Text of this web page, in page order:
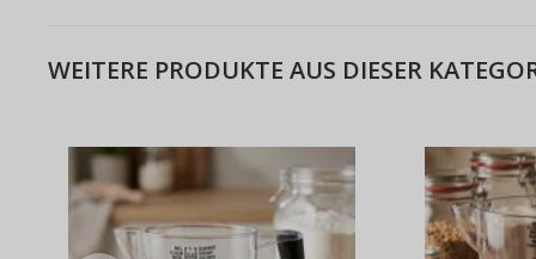
WEITERE PRODUKTE AUS DIESER